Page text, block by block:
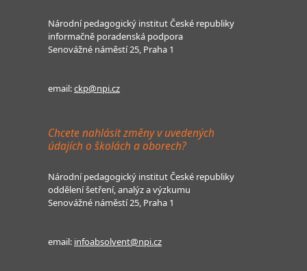
Národní pedagogický institut České republiky
informačně poradenská podpora
Senovážné náměstí 25, Praha 1
email:ckp@npi.cz
Chcete nahlásit změny v uvedených
údajích o školách a oborech?
Národní pedagogický institut České republiky
oddělení šetření, analýz a výzkumu
Senovážné náměstí 25, Praha 1
email: infoabsolvent@npi.cz